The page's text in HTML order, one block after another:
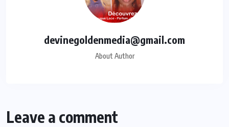
devinegoldenmedia@gmail.com
About Author
Leave a comment